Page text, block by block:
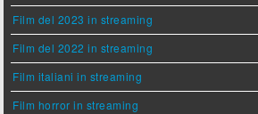
Film del 2023 in streaming
Film del 2022 in streaming
Film italiani in streaming
Film horror in streaming